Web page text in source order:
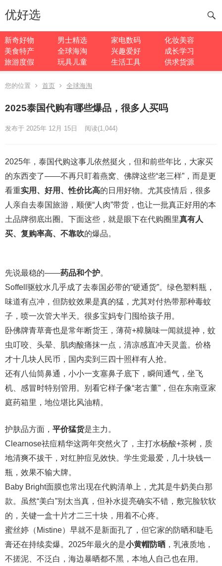
优好选
新奇好物 男士精选 家电数码
化妆美容
美食特产
全球海淘 兴趣爱好
成长学习
旅游度假
玩具儿童 生活工具 供求货源
您的位置 首页 全球海淘
2025泰国代购有哪些爆品，很多人买吗
发布于 2025年 12月 15日 阅读(1,044)
2025年，泰国代购这事儿依然挺火，但和前些年比，大家买
的东西变了——不再只盯着燕窝、佛牌这些“老三样”，而是更
看重实用、好用、性价比高的日用好物。尤其疫情后，很多
人亲自去泰国旅游，顺便“人肉”带货，也让一批真正好用的本
土品牌彻底出圈。下面这些，就是眼下在代购圈里真有人
买、复购率高、不靠吹的爆品。
先说最稳的——药品和个护。
Soffell驱蚊水几乎成了去泰国必带的“硬通货”。绿色塑料瓶，
味道有点冲，但防蚊效果是真的猛，尤其对付热带那种毒蚊
子，喷一次管大半天。很多宝妈专门囤给孩子用。
卧佛牌青草膏也是常年断货王，薄荷+樟脑味一闻就提神，蚊
虫叮咬、头晕、肌肉酸痛抹一点，清凉感直冲天灵盖。价格
才十几块人民币，国内卖到三四十照样有人抢。
还有八仙筒鼻通，小小一支塞鼻子底下，瞬间通气，坐飞
机、感冒时特别管用。别看它样子像“老古董”，但在东南亚家
庭药箱里，地位堪比风油精。
护肤品方面， 平价猛货是主力。
Clearnose祛痘精华这两年突然火了，主打水杨酸+茶树，质
地清爽不拔干，对红肿痘见效快。学生党最爱，几十块钱一
瓶，效果不输大牌。
Baby Bright面膜也常出现在代购清单上，尤其是牛奶美白那
款。虽然“美白”别太当真，但补水提亮确实不错，敷完脸软软
的，关键一盒十片才二三十块，用着不心疼。
蜜丝婷（Mistine）早就不是新面孔了，但它家的防晒和睫毛
膏还在持续卖爆。2025年最火的是小黄帽防晒 ，乳液质地，
不搓泥、不泛白，海边暴晒都不黑，本地人自己也在用。